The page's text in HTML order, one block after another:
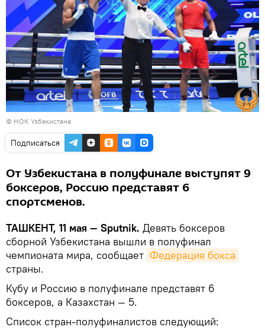
© НОК Узбекистана
Подписаться
От Узбекистана в полуфинале выступят 9
боксеров, Россию представят 6
спортсменов.
ТАШКЕНТ, 11 мая — Sputnik. Девять боксеров
сборной Узбекистана вышли в полуфинал
чемпионата мира, сообщает Федерация бокса
страны.
Кубу и Россию в полуфинале представят 6
боксеров, а Казахстан — 5.
Список стран-полуфиналистов следующий: